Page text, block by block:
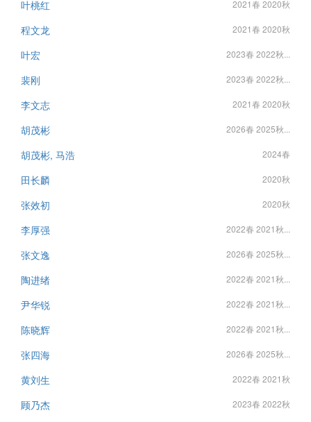
叶桃红 2021春 2020秋
程文龙 2021春 2020秋
叶宏 2023春 2022秋...
裴刚 2023春 2022秋...
李文志 2021春 2020秋
胡茂彬 2026春 2025秋...
胡茂彬, 马浩 2024春
田长麟 2020秋
张效初 2020秋
李厚强 2022春 2021秋...
张文逸 2026春 2025秋...
陶进绪 2022春 2021秋...
尹华锐 2022春 2021秋...
陈晓辉 2022春 2021秋...
张四海 2026春 2025秋...
黄刘生 2022春 2021秋
顾乃杰 2023春 2022秋